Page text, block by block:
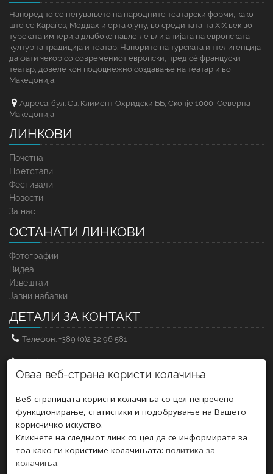
Напоредно со негувањето на народните театарски форми, како
што се Караѓоз, Меддах и орта ојуну, во средината на XIX век во
турската империја длабоко навлегле влијанијата на европската
културна традиција и театар. Напорите на турската интелигенција
да фати чекор со современиот европски, пред сè француски
театар, довеле кон подоцнежно создавање на театар и во
Македонија.
Адреса: бул. Св. Климент Охридски ББ, Скопје 1000, Северна
Македонија
ЛИНКОВИ
Почетна
Претстави
Фестивали
Новости
За нас
ОСТАНАТИ ЛИНКОВИ
Фотографии
Видеа
Извештаи
Јавни набавки
ДЕТАЛИ ЗА КОНТАКТ
Телефон: +389 (0)2 32 96 581
Мобилен: +389 (0)71 25 83 71
Е-мејл: uskupturktiyatrosu@gmail.com
E-пошта: turskiteatar@t.mk
Е-мејл: turskiteatarskopje@gmail.com
Оваа веб-страна користи колачиња
Веб-страницата користи колачиња со цел непречено
функционирање, статистики и подобрување на Вашето
корисничко искуство.
Кликнете на следниот линк со цел да се информирате за
тоа како ги користиме колачињата: политика за
колачиња.